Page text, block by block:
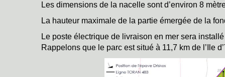
Les dimensions de la nacelle sont d’environ 8
La hauteur maximale de la partie émergée de la
Le poste électrique de livraison en mer sera
Rappelons que le parc est situé à 11,7 km de l’Ile